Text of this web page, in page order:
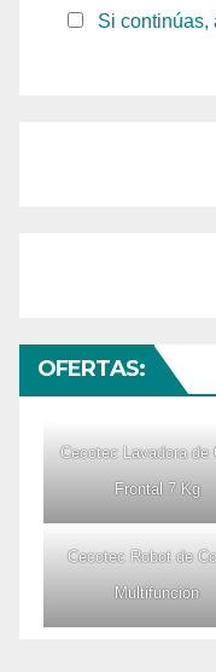
Si continúas,
OFERTAS:
Cecotec Lavadora de
Frontal 7 Kg
Cecotec Robot de
Multifunción